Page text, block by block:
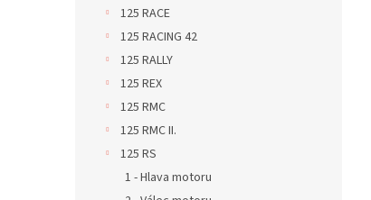
125 RACE
125 RACING 42
125 RALLY
125 REX
125 RMC
125 RMC II.
125 RS
1 - Hlava motoru